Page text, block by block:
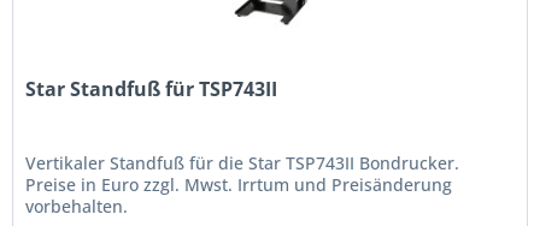
Star Standfuß für TSP743II
Vertikaler Standfuß für die Star TSP743II Bondrucker.
Preise in Euro zzgl. Mwst. Irrtum und Preisänderung
vorbehalten.